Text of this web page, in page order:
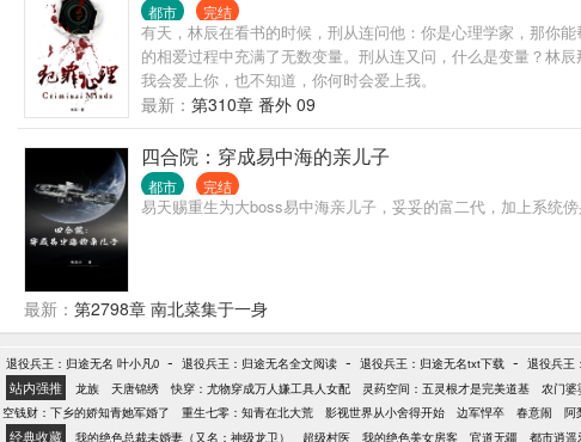
都市 完结
有天，林辰在看书的时候，刑从连问他：你是心理学家，那你
的相爱过程中充满了无数变量。刑从连又问，什么是变量？林
我会爱上你，也不知道，你何时会爱上我。
最新： 第310章 番外 09
四合院：穿成易中海的亲儿子
都市 完结
易天赐重生为大boss易中海亲儿子，妥妥的富二代，加上系统
最新： 第2798章 南北菜集于一身
退役兵王：归途无名 叶小凡0 - 退役兵王：归途无名全文阅读 - 退役兵王：归途无名txt下载 - 退役兵王
站内强推 龙族 天唐锦绣 快穿：尤物穿成万人嫌工具人女配 灵药空间：五灵根才是完美道基 农门婆
空钱财：下乡的娇知青她军婚了
重生七零：知青在北大荒 影视世界从小舍得开始 边军悍卒 春意闹 阿
经典收藏 我的绝色总裁未婚妻（又名：神级龙卫） 超级村医 我的绝色美女房客 官道无疆 都市逍遥